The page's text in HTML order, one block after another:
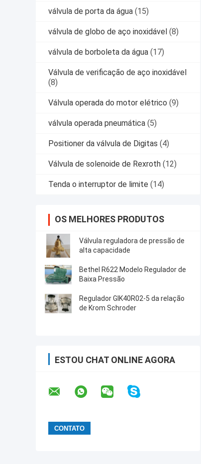
válvula de porta da água (15)
válvula de globo de aço inoxidável (8)
válvula de borboleta da água (17)
Válvula de verificação de aço inoxidável
(8)
Válvula operada do motor elétrico (9)
válvula operada pneumática (5)
Positioner da válvula de Digitas (4)
Válvula de solenoide de Rexroth (12)
Tenda o interruptor de limite (14)
OS MELHORES PRODUTOS
Válvula reguladora de pressão de
alta capacidade
Bethel R622 Modelo Regulador de
Baixa Pressão
Regulador GIK40R02-5 da relação
de Krom Schroder
ESTOU CHAT ONLINE AGORA